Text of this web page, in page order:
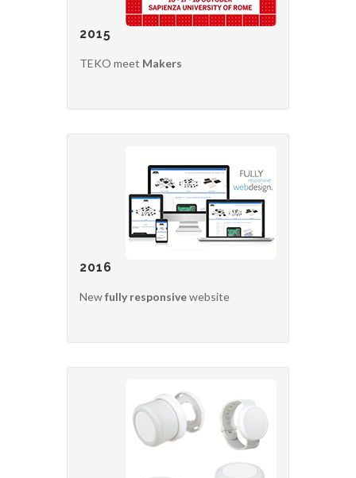
2015
TEKO meet Makers
2016
Newfully responsivewebsite